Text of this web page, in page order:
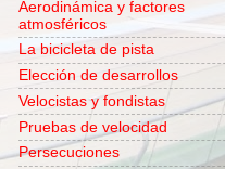
Aerodinámica y factores
atmosféricos
La bicicleta de pista
Elección de desarrollos
Velocistas y fondistas
Pruebas de velocidad
Persecuciones